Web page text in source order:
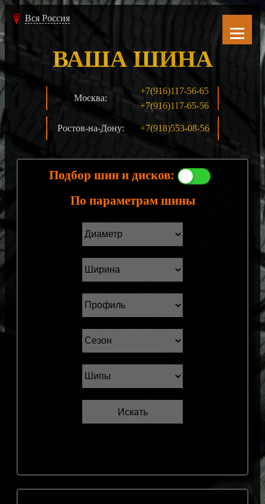
Вся Россия
Москва:
+7(916)117-56-65
+7(916)117-65-56
Ростов-на-Дону: +7(918)553-08-56
ВАША ШИНА
Подбор шин и дисков:
По параметрам шины